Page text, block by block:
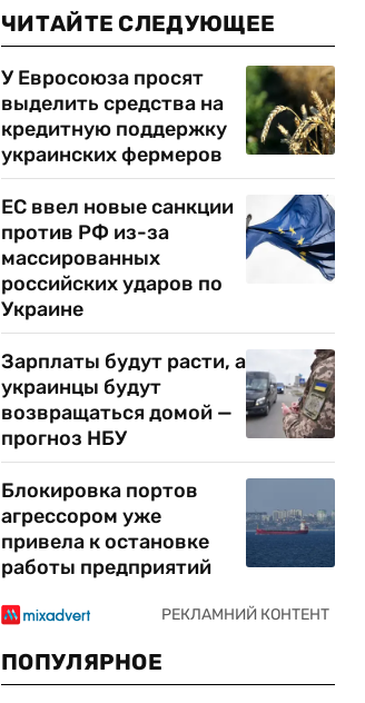
ЧИТАЙТЕ СЛЕДУЮЩЕЕ
У Евросоюза просят
выделить средства на
кредитную поддержку
украинских фермеров
ЕС ввел новые санкции
против РФ из-за
массированных
российских ударов по
Украине
Зарплаты будут расти, а
украинцы будут
возвращаться домой —
прогноз НБУ
Блокировка портов
агрессором уже
привела к остановке
работы предприятий
ПОПУЛЯРНОЕ